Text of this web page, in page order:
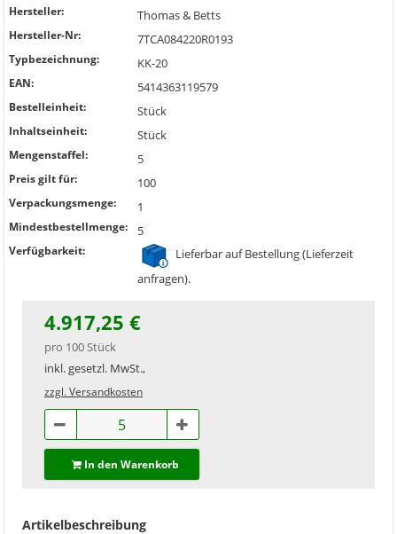
Hersteller: Thomas & Betts
Hersteller-Nr: 7TCA084220R0193
Typbezeichnung: KK-20
EAN: 5414363119579
Bestelleinheit: Stück
Inhaltseinheit: Stück
Mengenstaffel: 5
Preis gilt für: 100
Verpackungsmenge: 1
Mindestbestellmenge: 5
Verfügbarkeit:
Lieferbar auf Bestellung (Lieferzeit
anfragen).
4.917,25 €
pro 100 Stück
inkl. gesetzl. MwSt.,
zzgl. Versandkosten
In den Warenkorb
Artikelbeschreibung